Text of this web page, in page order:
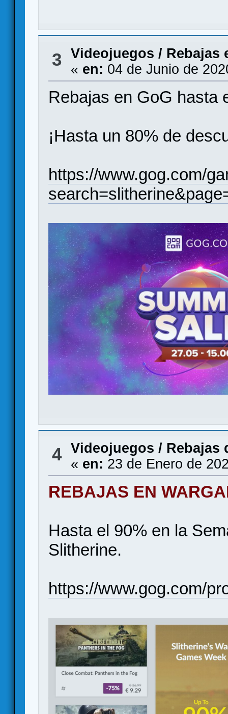
3 Videojuegos / Rebajas
« en: 04 de Junio de
Rebajas en GoG hasta
¡Hasta un 80% de
https://www.gog.com/
4 Videojuegos / Rebajas
« en: 23 de Enero de
REBAJAS EN
Hasta el 90% en la
Slitherine.
https://www.gog.com/